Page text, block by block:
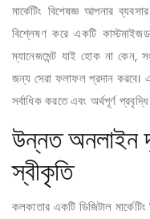
মার্কেটিং বিশেষজ্ঞ আপনার
বিশ্লেষণ করে একটি
ম্যানেজমেন্ট যাই হোক না কেন,
জন্য সেরা ফলাফল প্রদান করবে।
সর্বাধিক করতে এবং অর্থপূর্ণ
উন্নত অনলাইন
স্বীকৃতি
কলকাতার একটি ডিজিটাল